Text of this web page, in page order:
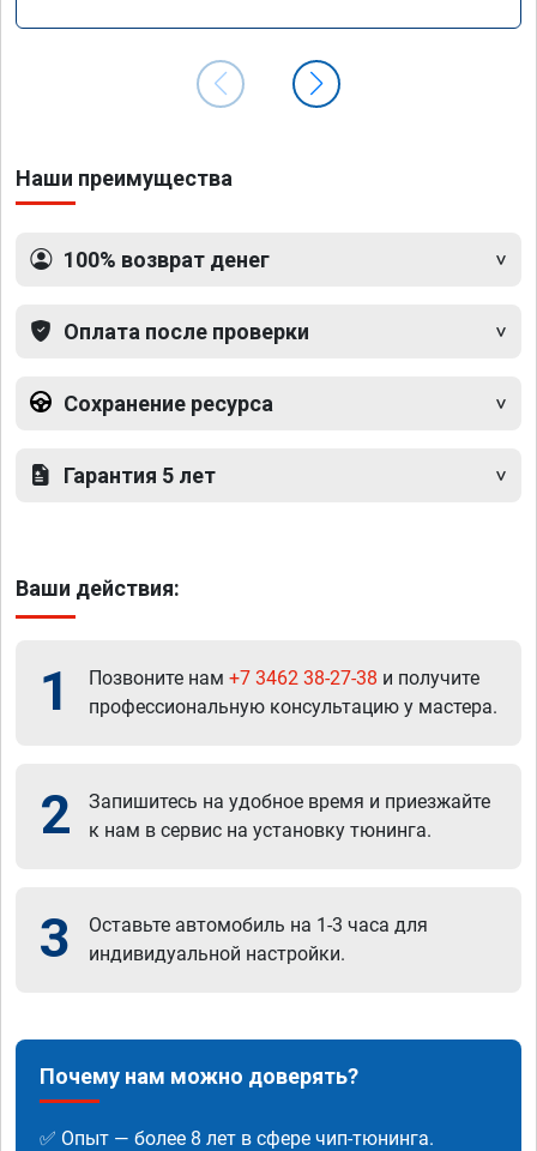
Наши преимущества
100% возврат денег
Оплата после проверки
Сохранение ресурса
Гарантия 5 лет
Ваши действия:
1 Позвоните нам +7 3462 38-27-38 и получите
профессиональную консультацию у мастера.
2
Запишитесь на удобное время и приезжайте
к нам в сервис на установку тюнинга.
3
Оставьте автомобиль на 1-3 часа для
индивидуальной настройки.
Почему нам можно доверять?
✅ Опыт — более 8 лет в сфере чип-тюнинга.